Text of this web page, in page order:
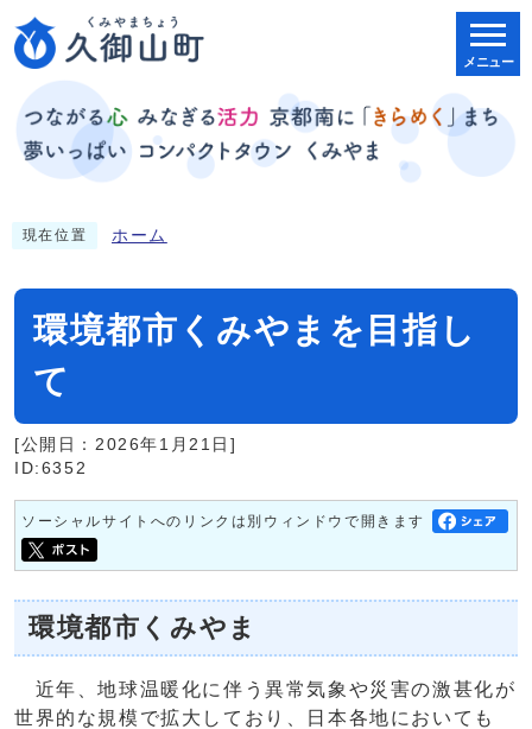
メニュー
現在位置 ホーム
環境都市くみやまを目指し
て
[公開日：2026年1月21日]
ID:6352
ソーシャルサイトへのリンクは別ウィンドウで開きます
環境都市くみやま
近年、地球温暖化に伴う異常気象や災害の激甚化が
世界的な規模で拡大しており、日本各地においても